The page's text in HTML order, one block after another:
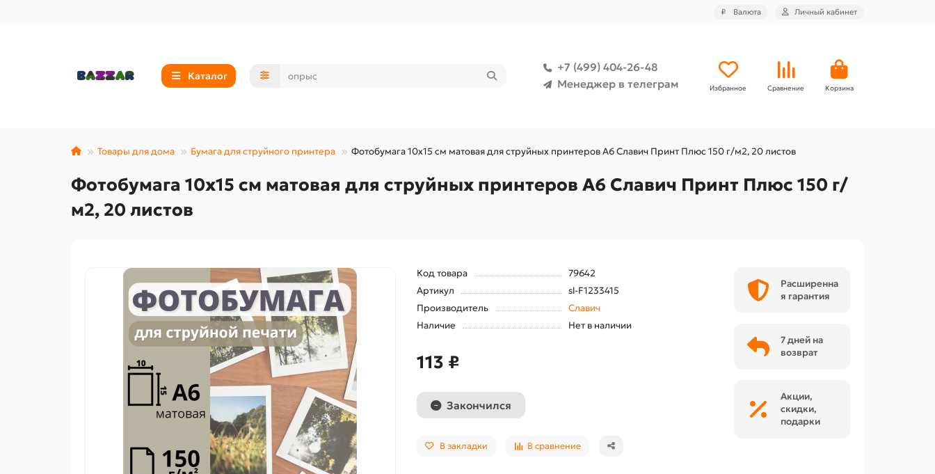
₽ Валюта Личный кабинет
Каталог
+7 (499) 404-26-48
Менеджер в телеграм
Избранное Сравнение Корзина
Товары для дома Бумага для струйного принтера Фотобумага 10х15 см матовая для струйных принтеров А6 Славич Принт Плюс 150 г/м2, 20 листов
Фотобумага 10х15 см матовая для струйных принтеров А6 Славич Принт Плюс 150 г/
м2, 20 листов
Код товара
79642
Артикул
sl-F1233415
Производитель
Славич
Наличие
Нет в наличии
113 ₽
Закончился
В закладки В сравнение
Расширенна
я гарантия
7 дней на
возврат
Акции,
скидки,
подарки